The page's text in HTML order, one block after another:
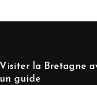
Visiter la Bretagne
un guide